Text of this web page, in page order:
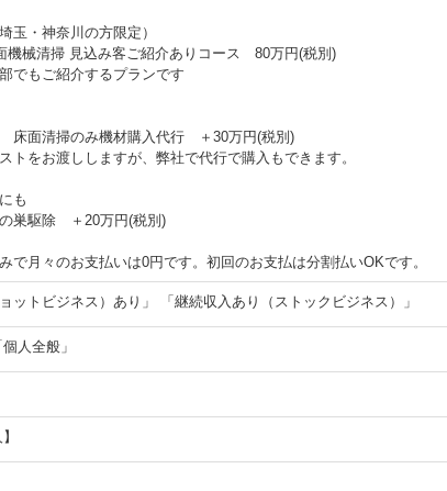
玉・神奈川の方限定）
機械清掃 見込み客ご紹介ありコース 80万円(税別)
でもご紹介するプランです
面清掃のみ機材購入代行 ＋30万円(税別)
トをお渡ししますが、弊社で代行で購入もできます。
も
巣駆除 ＋20万円(税別)
で月々のお支払いは0円です。初回のお支払は分割払いOKです。
ットビジネス）あり」 「継続収入あり（ストックビジネス）」
人全般」